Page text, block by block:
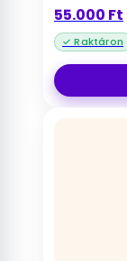
55.000 Ft